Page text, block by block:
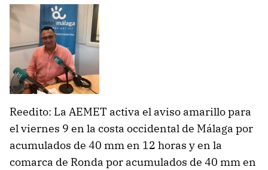
Reedito: La AEMET activa el aviso amarillo para
el viernes 9 en la costa occidental de Málaga por
acumulados de 40 mm en 12 horas y en la
comarca de Ronda por acumulados de 40 mm en